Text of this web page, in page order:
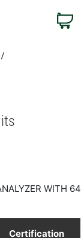
WITH 64
Certification